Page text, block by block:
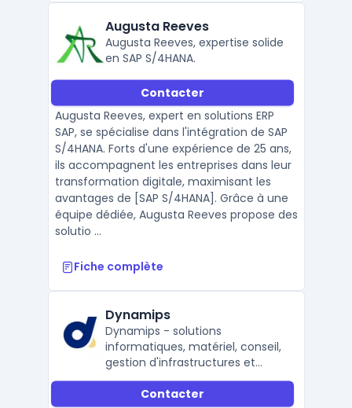
Augusta Reeves
Augusta Reeves, expertise solide
en SAP S/4HANA.
Contacter
Augusta Reeves, expert en solutions ERP
SAP, se spécialise dans l'intégration de SAP
S/4HANA. Forts d'une expérience de 25 ans,
ils accompagnent les entreprises dans leur
transformation digitale, maximisant les
avantages de [SAP S/4HANA]. Grâce à une
équipe dédiée, Augusta Reeves propose des
solutio ...
Fiche complète
Dynamips
Dynamips - solutions
informatiques, matériel, conseil,
gestion d'infrastructures et
sécurité
Contacter